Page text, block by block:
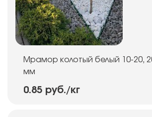
Мрамор колотый белый 10-20,
мм
0.85 руб./кг